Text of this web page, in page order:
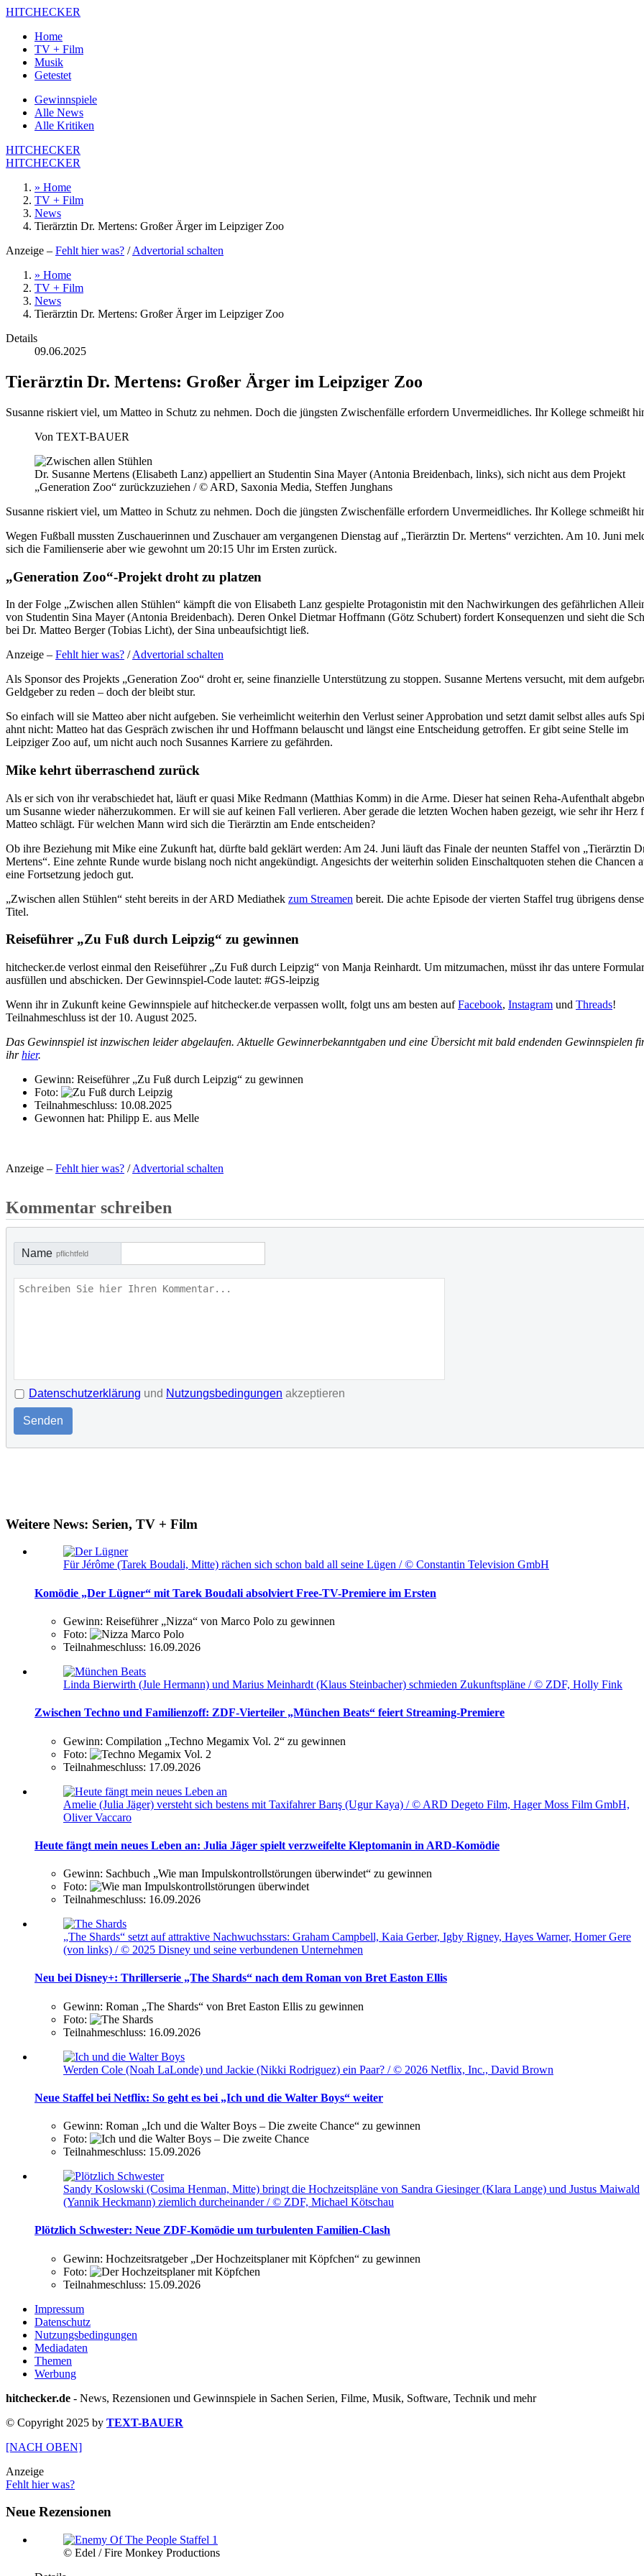
HITCHECKER
Home
TV + Film
Musik
Getestet
Gewinnspiele
Alle News
Alle Kritiken
HITCHECKER
HITCHECKER
» Home
TV + Film
News
Tierärztin Dr. Mertens: Großer Ärger im Leipziger Zoo
Anzeige – Fehlt hier was? /Advertorial schalten
» Home
TV + Film
News
Tierärztin Dr. Mertens: Großer Ärger im Leipziger Zoo
Details
09.06.2025
Tierärztin Dr. Mertens: Großer Ärger im Leipziger Zoo
Susanne riskiert viel, um Matteo in Schutz zu nehmen. Doch die jüngsten Zwischenfälle erfordern Unvermeidliches. Ihr Kollege schmeißt
Von TEXT-BAUER
Dr. Susanne Mertens (Elisabeth Lanz) appelliert an Studentin Sina Mayer (Antonia Breidenbach, links), sich nicht aus dem Projekt
„Generation Zoo“ zurückzuziehen / © ARD, Saxonia Media, Steffen Junghans
Susanne riskiert viel, um Matteo in Schutz zu nehmen. Doch die jüngsten Zwischenfälle erfordern Unvermeidliches. Ihr Kollege schmeißt
Wegen Fußball mussten Zuschauerinnen und Zuschauer am vergangenen Dienstag auf „Tierärztin Dr. Mertens“ verzichten. Am 10. Juni
sich die Familienserie aber wie gewohnt um 20:15 Uhr im Ersten zurück.
„Generation Zoo“-Projekt droht zu platzen
In der Folge „Zwischen allen Stühlen“ kämpft die von Elisabeth Lanz gespielte Protagonistin mit den Nachwirkungen des gefährlichen
von Studentin Sina Mayer (Antonia Breidenbach). Deren Onkel Dietmar Hoffmann (Götz Schubert) fordert Konsequenzen und sieht die
bei Dr. Matteo Berger (Tobias Licht), der Sina unbeaufsichtigt ließ.
Anzeige – Fehlt hier was? /Advertorial schalten
Als Sponsor des Projekts „Generation Zoo“ droht er, seine finanzielle Unterstützung zu stoppen. Susanne Mertens versucht, mit dem
Geldgeber zu reden – doch der bleibt stur.
So einfach will sie Matteo aber nicht aufgeben. Sie verheimlicht weiterhin den Verlust seiner Approbation und setzt damit selbst alles aufs
ahnt nicht: Matteo hat das Gespräch zwischen ihr und Hoffmann belauscht und längst eine Entscheidung getroffen. Er gibt seine Stelle im
Leipziger Zoo auf, um nicht auch noch Susannes Karriere zu gefährden.
Mike kehrt überraschend zurück
Als er sich von ihr verabschiedet hat, läuft er quasi Mike Redmann (Matthias Komm) in die Arme. Dieser hat seinen Reha-Aufenthalt
um Susanne wieder näherzukommen. Er will sie auf keinen Fall verlieren. Aber gerade die letzten Wochen haben gezeigt, wie sehr ihr Herz
Matteo schlägt. Für welchen Mann wird sich die Tierärztin am Ende entscheiden?
Ob ihre Beziehung mit Mike eine Zukunft hat, dürfte bald geklärt werden: Am 24. Juni läuft das Finale der neunten Staffel von „Tierärztin
Mertens“. Eine zehnte Runde wurde bislang noch nicht angekündigt. Angesichts der weiterhin soliden Einschaltquoten stehen die Chancen
eine Fortsetzung jedoch gut.
„Zwischen allen Stühlen“ steht bereits in der ARD Mediathek zum Streamen bereit. Die achte Episode der vierten Staffel trug übrigens
Titel.
Reiseführer „Zu Fuß durch Leipzig“ zu gewinnen
hitchecker.de verlost einmal den Reiseführer „Zu Fuß durch Leipzig“ von Manja Reinhardt. Um mitzumachen, müsst ihr das untere Formular
ausfüllen und abschicken. Der Gewinnspiel-Code lautet: #GS-leipzig
Wenn ihr in Zukunft keine Gewinnspiele auf hitchecker.de verpassen wollt, folgt uns am besten aufFacebook, Instagram und Threads!
Teilnahmeschluss ist der 10. August 2025.
Das Gewinnspiel ist inzwischen leider abgelaufen. Aktuelle Gewinnerbekanntgaben und eine Übersicht mit bald endenden Gewinnspielen
ihrhier.
Gewinn: Reiseführer „Zu Fuß durch Leipzig“ zu gewinnen
Foto:
Teilnahmeschluss: 10.08.2025
Gewonnen hat: Philipp E. aus Melle
Anzeige – Fehlt hier was? /Advertorial schalten
Kommentar schreiben
Name pflichtfeld
Datenschutzerklärung und Nutzungsbedingungen akzeptieren
Senden
Weitere News: Serien, TV + Film
Für Jérôme (Tarek Boudali, Mitte) rächen sich schon bald all seine Lügen / © Constantin Television GmbH
Komödie „Der Lügner“ mit Tarek Boudali absolviert Free-TV-Premiere im Ersten
Gewinn: Reiseführer „Nizza“ von Marco Polo zu gewinnen
Foto:
Teilnahmeschluss: 16.09.2026
Linda Bierwirth (Jule Hermann) und Marius Meinhardt (Klaus Steinbacher) schmieden Zukunftspläne / © ZDF, Holly Fink
Zwischen Techno und Familienzoff: ZDF-Vierteiler „München Beats“ feiert Streaming-Premiere
Gewinn: Compilation „Techno Megamix Vol. 2“ zu gewinnen
Foto:
Teilnahmeschluss: 17.09.2026
Amelie (Julia Jäger) versteht sich bestens mit Taxifahrer Barış (Ugur Kaya) / © ARD Degeto Film, Hager Moss Film GmbH,
Oliver Vaccaro
Heute fängt mein neues Leben an: Julia Jäger spielt verzweifelte Kleptomanin in ARD-Komödie
Gewinn: Sachbuch „Wie man Impulskontrollstörungen überwindet“ zu gewinnen
Foto:
Teilnahmeschluss: 16.09.2026
„The Shards“ setzt auf attraktive Nachwuchsstars: Graham Campbell, Kaia Gerber, Igby Rigney, Hayes Warner, Homer Gere
(von links) / © 2025 Disney und seine verbundenen Unternehmen
Neu bei Disney+: Thrillerserie „The Shards“ nach dem Roman von Bret Easton Ellis
Gewinn: Roman „The Shards“ von Bret Easton Ellis zu gewinnen
Foto:
Teilnahmeschluss: 16.09.2026
Werden Cole (Noah LaLonde) und Jackie (Nikki Rodriguez) ein Paar? / © 2026 Netflix, Inc., David Brown
Neue Staffel bei Netflix: So geht es bei „Ich und die Walter Boys“ weiter
Gewinn: Roman „Ich und die Walter Boys – Die zweite Chance“ zu gewinnen
Foto:
Teilnahmeschluss: 15.09.2026
Sandy Koslowski (Cosima Henman, Mitte) bringt die Hochzeitspläne von Sandra Giesinger (Klara Lange) und Justus Maiwald
(Yannik Heckmann) ziemlich durcheinander / © ZDF, Michael Kötschau
Plötzlich Schwester: Neue ZDF-Komödie um turbulenten Familien-Clash
Gewinn: Hochzeitsratgeber „Der Hochzeitsplaner mit Köpfchen“ zu gewinnen
Foto:
Teilnahmeschluss: 15.09.2026
Impressum
Datenschutz
Nutzungsbedingungen
Mediadaten
Themen
Werbung
hitchecker.de - News, Rezensionen und Gewinnspiele in Sachen Serien, Filme, Musik, Software, Technik und mehr
© Copyright 2025 by TEXT-BAUER
[NACH OBEN]
Anzeige
Fehlt hier was?
Neue Rezensionen
© Edel / Fire Monkey Productions